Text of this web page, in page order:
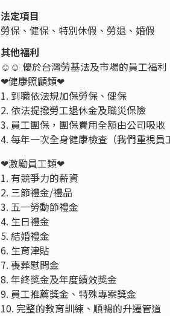
法定項目
勞保、健保、特別休假、勞退、婚假
其他福利
☺☺ 優於台灣勞基法及市場的員工福
❤健康照顧類❤
1. 到職依法規加保勞保、健保
2. 依法提撥勞工退休金及職災保險
3. 員工團保，團保費用全額由公司吸收
4. 每年一次全身健康檢查（我們重視員
❤激勵員工類❤
1. 有競爭力的薪資
2. 三節禮金/禮品
3. 五一勞動節禮金
4. 生日禮金
5. 結婚禮金
6. 生育津貼
7. 喪葬慰問金
8. 年終獎金及年度績效獎金
9. 員工推薦獎金、特殊專案獎金
10. 完整的教育訓練、順暢的升遷管道